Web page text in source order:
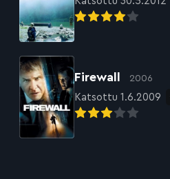
Firewall 2006
Katsottu 1.6.2009